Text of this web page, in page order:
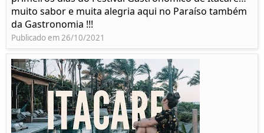
muito sabor e muita alegria aqui no Paraíso também
da Gastronomia !!!
Publicado em 26/10/2021